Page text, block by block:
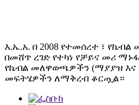
እ.ኤ.አ. በ 2008 የተመሰረተ ፣
በመሸጥ ረገድ የተካነ የቻይና መሪ
የኬብል መለዋወጫዎችን (ማያያዝ
መፍትሄዎችን ለማቅረብ ቆርጧል።